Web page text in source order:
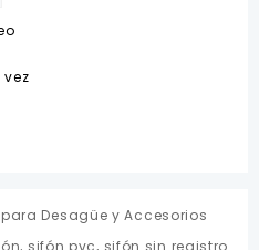
Desagüe y Accesorios
, sifón pvc, sifón sin registro